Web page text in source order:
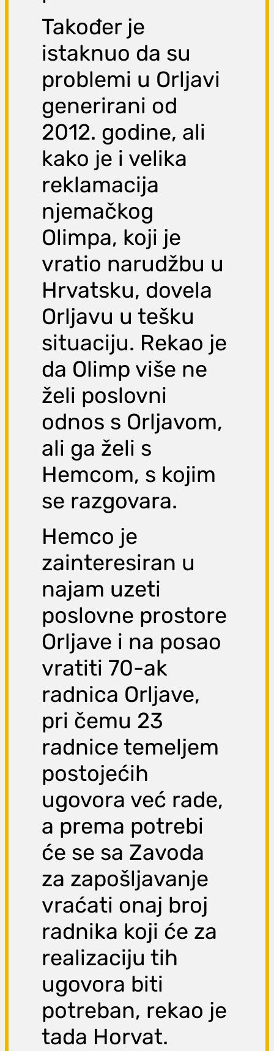
Također je
istaknuo da su
problemi u Orljavi
generirani od
2012. godine, ali
kako je i velika
reklamacija
njemačkog
Olimpa, koji je
vratio narudžbu u
Hrvatsku, dovela
Orljavu u tešku
situaciju. Rekao je
da Olimp više ne
želi poslovni
odnos s Orljavom,
ali ga želi s
Hemcom, s kojim
se razgovara.
Hemco je
zainteresiran u
najam uzeti
poslovne prostore
Orljave i na posao
vratiti 70-ak
radnica Orljave,
pri čemu 23
radnice temeljem
postojećih
ugovora već rade,
a prema potrebi
će se sa Zavoda
za zapošljavanje
vraćati onaj broj
radnika koji će za
realizaciju tih
ugovora biti
potreban, rekao je
tada Horvat.